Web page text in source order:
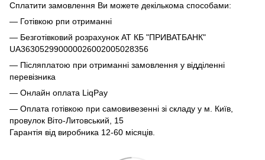
Сплатити замовлення Ви можете декількома способами:
— Готівкою рпи отриманні
— Безготівковий розрахунок АТ КБ "ПРИВАТБАНК"
UA363052990000026002005028356
— Післяплатою при отриманні замовлення у відділенні
перевізника
— Онлайн оплата LiqPay
— Оплата готівкою при самовивезенні зі складу у м. Київ,
провулок Віто-Литовський, 15
Гарантія від виробника 12-60 місяців.